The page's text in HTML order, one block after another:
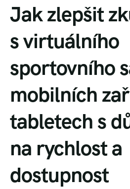
Jak zlepšit
s virtuálního
sportovního
mobilních
tabletech s
na rychlost a
dostupnost